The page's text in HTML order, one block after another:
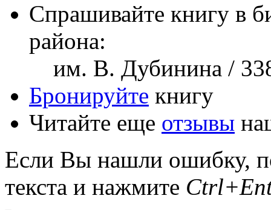
Спрашивайте книгу в
района:
им. В. Дубинина /
Бронируйте книгу
Читайте еще отзывы
Если Вы нашли ошибку,
текста и нажмите